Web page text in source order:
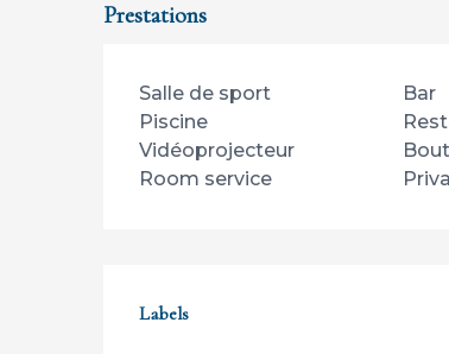
Prestations
Salle de sport Bar
Piscine
Vidéoprojecteur
Room service
Offres de prestations
Labels
Labels